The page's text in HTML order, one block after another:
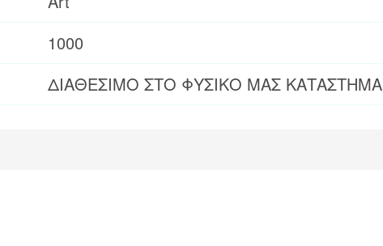
1000
ΔΙΑΘΕΣΙΜΟ ΣΤΟ ΦΥΣΙΚΟ ΜΑΣ ΚΑΤΑΣΤΗΜΑ